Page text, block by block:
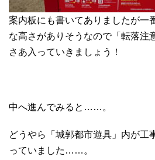
案内板にも書いてありましたが一
な高さがありそうなので「転落注
さあ入っていきましょう！
中へ進んでみると……。
どうやら「城郭都市遊具」内が工
っていました……。